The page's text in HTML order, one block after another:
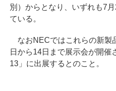
別）からとなり、いずれも7
ている。
なおNECではこれらの新製
日から14日まで展示会が開催
13」に出展するとのこと。